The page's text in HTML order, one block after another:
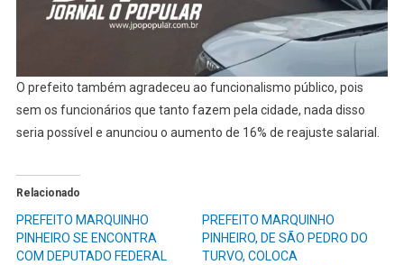
O prefeito também agradeceu ao funcionalismo público, pois
sem os funcionários que tanto fazem pela cidade, nada disso
seria possível e anunciou o aumento de 16% de reajuste salarial.
Relacionado
PREFEITO MARQUINHO
PINHEIRO SE ENCONTRA
COM DEPUTADO FEDERAL
PREFEITO MARQUINHO
PINHEIRO, DE SÃO PEDRO DO
TURVO, COLOCA